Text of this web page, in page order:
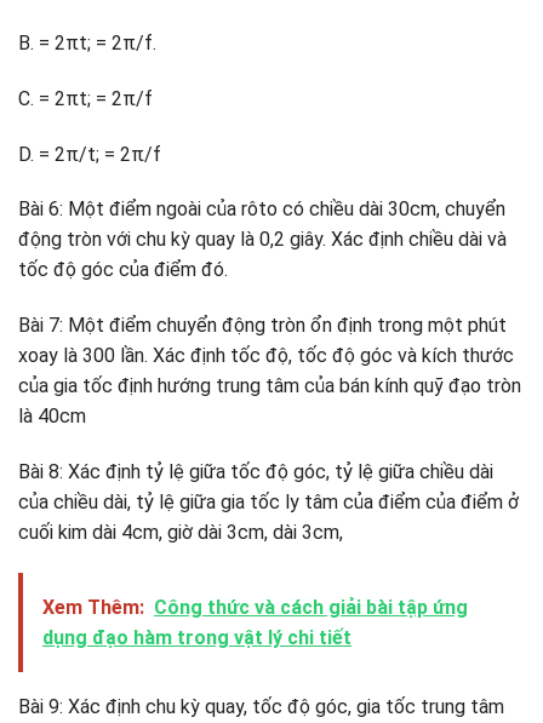
B. = 2πt; = 2π/f.
C. = 2πt; = 2π/f
D. = 2π/t; = 2π/f
Bài 6: Một điểm ngoài của rôto có chiều dài 30cm, chuyển
động tròn với chu kỳ quay là 0,2 giây. Xác định chiều dài và
tốc độ góc của điểm đó.
Bài 7: Một điểm chuyển động tròn ổn định trong một phút
xoay là 300 lần. Xác định tốc độ, tốc độ góc và kích thước
của gia tốc định hướng trung tâm của bán kính quỹ đạo tròn
là 40cm
Bài 8: Xác định tỷ lệ giữa tốc độ góc, tỷ lệ giữa chiều dài
của chiều dài, tỷ lệ giữa gia tốc ly tâm của điểm của điểm ở
cuối kim dài 4cm, giờ dài 3cm, dài 3cm,
Xem Thêm: Công thức và cách giải bài tập ứng
dụng đạo hàm trong vật lý chi tiết
Bài 9: Xác định chu kỳ quay, tốc độ góc, gia tốc trung tâm